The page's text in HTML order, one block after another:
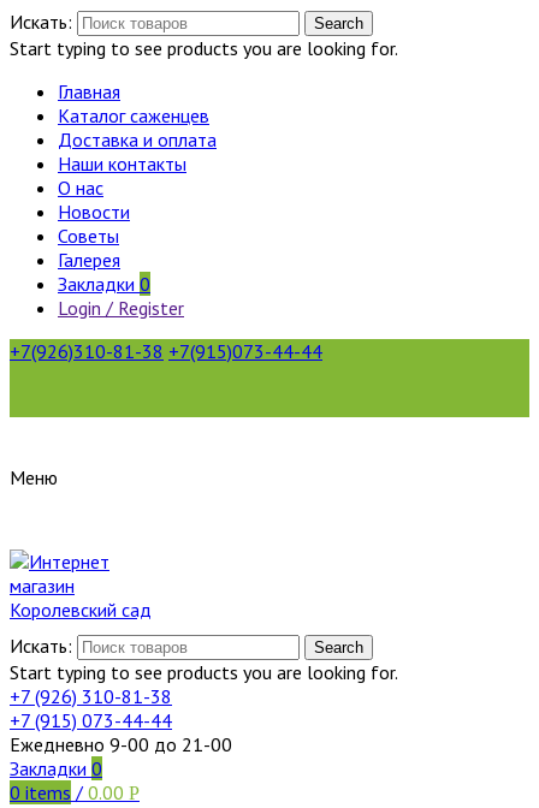
Искать: Search
Start typing to see products you are looking for.
Главная
Каталог саженцев
Доставка и оплата
Наши контакты
О нас
Новости
Советы
Галерея
Закладки 0
Login / Register
+7(926)310-81-38 +7(915)073-44-44
Меню
Искать: Search
Start typing to see products you are looking for.
+7 (926) 310-81-38
+7 (915) 073-44-44
Ежедневно 9-00 до 21-00
Закладки 0
0 items / 0.00 Р